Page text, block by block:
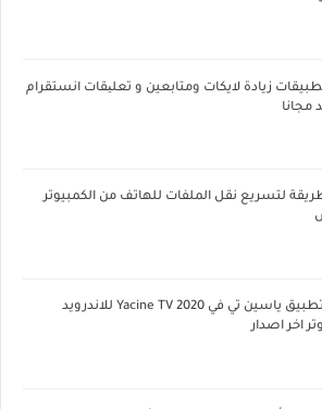
زيادة لايكات ومتابعين و تعلیقات انستقرام
مجانا
لتسريع نقل الملفات للهاتف من الكمبيوتر
تحميل تطبيق ياسين تي في Yacine TV 2020 للاندرويد
اخر اصدار